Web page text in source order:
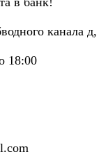
канала
18:00